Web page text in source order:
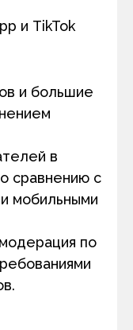
и TikTok
и большие
в
сравнению с
мобильными
по